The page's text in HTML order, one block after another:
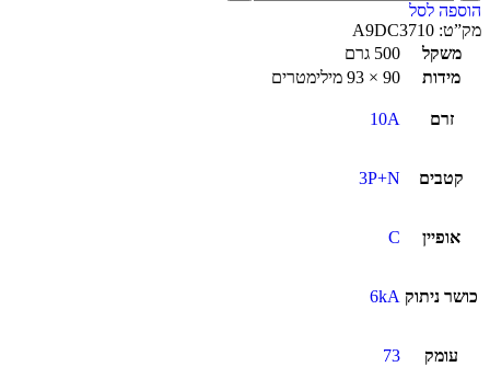
הוספה לסל
מק”ט: A9DC3710
משקל
500 גרם
מידות
90 × 93 מילימטרים
זרם 10A
קטבים 3P+N
אופיין C
כושר ניתוק 6kA
עומק 73